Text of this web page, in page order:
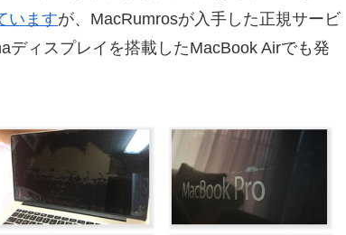
いますが、MacRumrosが入手した正規サービ
ディスプレイを搭載したMacBook Airでも発